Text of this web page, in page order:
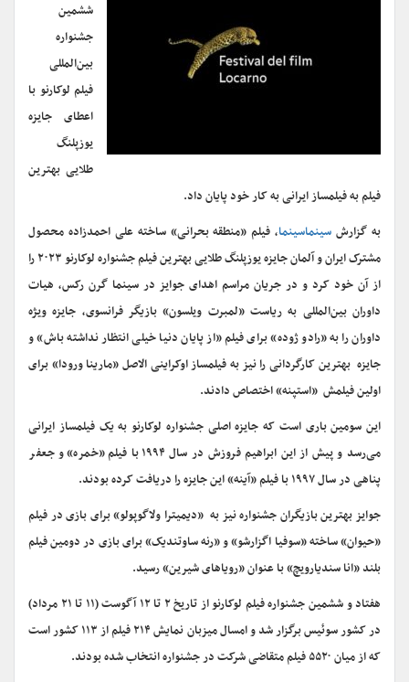
ششمین
جشنواره
بین‌المللی
فیلم لوکارنو با
اعطای جایزه
یوزپلنگ
طلایی بهترین
فیلم به فیلمساز ایرانی به کار خود پایان داد.
به گزارش سینماسینما، فیلم «منطقه بحرانی» ساخته علی احمدزاده محصول
مشترک ایران و آلمان جایزه یوزپلنگ طلایی بهترین فیلم جشنواره لوکارنو ۲۰۲۳ را
از آن خود کرد و در جریان مراسم اهدای جوایز در سینما گرن رکس، هیات
داوران بین‌المللی به ریاست «لمبرت ویلسون» بازیگر فرانسوی، جایزه ویژه
داوران را به «رادو ژوده» برای فیلم «از پایان دنیا خیلی انتظار نداشته باش» و
جایزه بهترین کارگردانی را نیز به فیلمساز اوکراینی الاصل «مارینا ورودا» برای
اولین فیلمش «استپنه» اختصاص دادند.
این سومین باری است که جایزه اصلی جشنواره لوکارنو به یک فیلمساز ایرانی
می‌رسد و پیش از این ابراهیم فروزش در سال ۱۹۹۴ با فیلم «خمره» و جعفر
پناهی در سال ۱۹۹۷ با فیلم «آینه» این جایزه را دریافت کرده بودند.
جوایز بهترین بازیگران جشنواره نیز به «دیمیترا ولاگوپولو» برای بازی در فیلم
«حیوان» ساخته «سوفیا اگزارشو» و «رنه ساوتندیک» برای بازی در دومین فیلم
بلند «انا سندیارویچ» با عنوان «رویاهای شیرین» رسید.
هفتاد و ششمین جشنواره فیلم لوکارنو از تاریخ ۲ تا ۱۲ آگوست (۱۱ تا ۲۱ مرداد)
در کشور سوئیس برگزار شد و امسال میزبان نمایش ۲۱۴ فیلم از ۱۱۳ کشور است
که از میان ۵۵۲۰ فیلم متقاضی شرکت در جشنواره انتخاب شده‌ بودند.